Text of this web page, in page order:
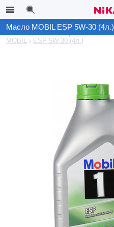
Архив
MOBIL
ESP 5W-30 (4л.)
Масло MOBIL ESP 5W-30 (4л.)